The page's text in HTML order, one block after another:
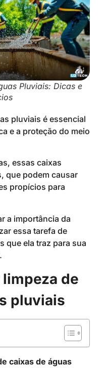
Pluviais: Dicas e
pluviais é essencial
e a proteção do meio
essas caixas
que podem causar
propícios para
a importância da
essa tarefa de
que ela traz para sua
de
pluviais
caixas de águas